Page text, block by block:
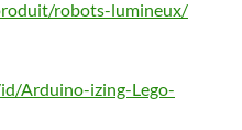
robots-lumineux/
Arduino-izing-Lego-